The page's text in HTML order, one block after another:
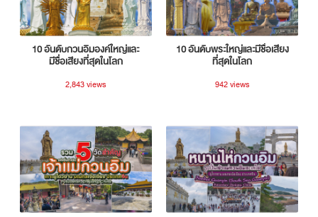
10 อันดับกวนอิมองค์ใหญ่และ
มีชื่อเสียงที่สุดในโลก
2,843 views
10 อันดับพระใหญ่และมีชื่อเสียง
ที่สุดในโลก
942 views